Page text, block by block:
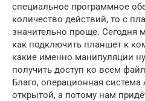
специальное программное
количество действий, то с
значительно проще. Сегодня
как подключить планшет к
какие именно манипуляции
получить доступ ко всем
Благо, операционная система
открытой, а потому нам